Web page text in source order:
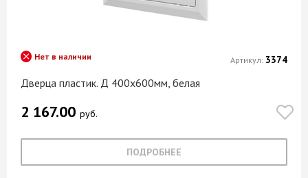
Дверца пластик. Д 400х600мм, белая
Нет в наличии
2 167.00 руб.
ПОДРОБНЕЕ
Артикул: 3374